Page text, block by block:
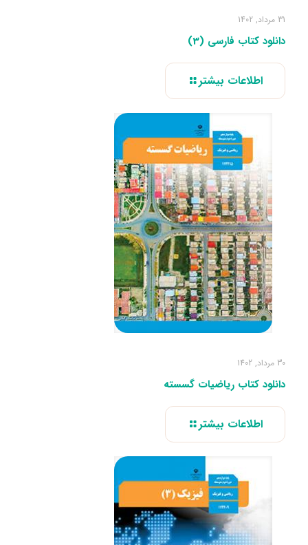
31 مرداد, 1402
دانلود کتاب فارسی (3)
اطلاعات بیشتر
30 مرداد, 1402
دانلود کتاب ریاضیات گسسته
اطلاعات بیشتر